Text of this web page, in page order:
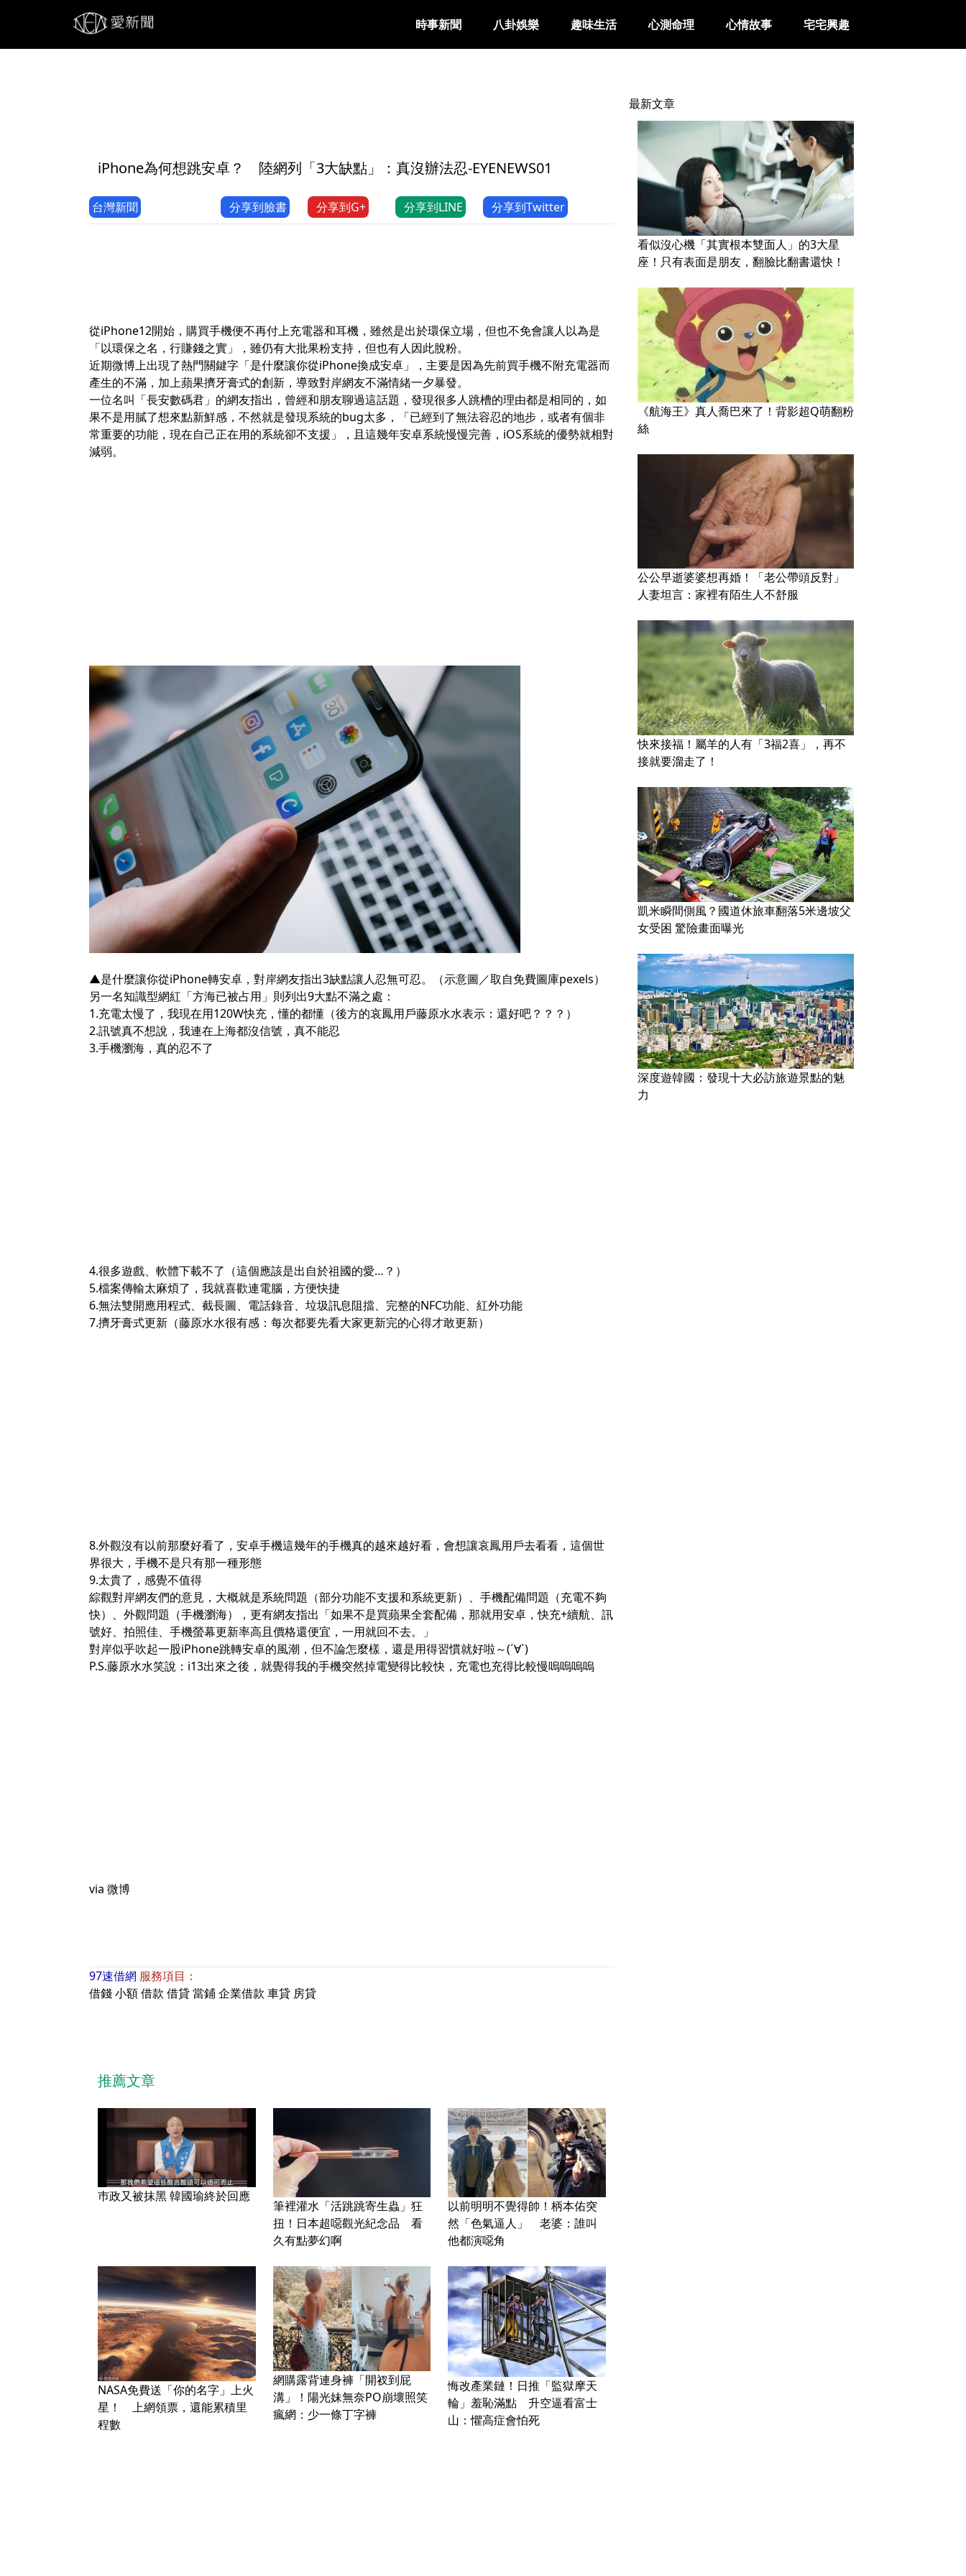
時事新聞 八卦娛樂 趣味生活 心測命理 心情故事 宅宅興趣
iPhone為何想跳安卓？ 陸網列「3大缺點」：真沒辦法忍-EYENEWS01
台灣新聞 分享到臉書 分享到G+ 分享到LINE 分享到Twitter
從iPhone12開始，購買手機便不再付上充電器和耳機，雖然是出於環保立場，但也不免會讓人以為是
「以環保之名，行賺錢之實」，雖仍有大批果粉支持，但也有人因此脫粉。
近期微博上出現了熱門關鍵字「是什麼讓你從iPhone換成安卓 」，主要是因為先前買手機不附充電器而
產生的不滿，加上蘋果擠牙膏式的創新，導致對岸網友不滿情緒一夕暴發。
一位名叫「長安數碼君」的網友指出，曾經和朋友聊過這話題，發現很多人跳槽的理由都是相同的，如
果不是用膩了想來點新鮮感，不然就是發現系統的bug太多，「已經到了無法容忍的地步，或者有個非
常重要的功能，現在自己正在用的系統卻不支援」，且這幾年安卓系統慢慢完善，iOS系統的優勢就相對
減弱。
▲是什麼讓你從iPhone轉安卓，對岸網友指出3缺點讓人忍無可忍。（示意圖／取自免費圖庫pexels）
另一名知識型網紅「方海已被占用」則列出9大點不滿之處：
1.充電太慢了，我現在用120W快充，懂的都懂（後方的哀鳳用戶藤原水水表示：還好吧？？？）
2.訊號真不想說，我連在上海都沒信號，真不能忍
3.手機瀏海，真的忍不了
4.很多遊戲、軟體下載不了（這個應該是出自於祖國的愛…？）
5.檔案傳輸太麻煩了，我就喜歡連電腦，方便快捷
6.無法雙開應用程式、截長圖、電話錄音、垃圾訊息阻擋、完整的NFC功能、紅外功能
7.擠牙膏式更新（藤原水水很有感：每次都要先看大家更新完的心得才敢更新）
8.外觀沒有以前那麼好看了，安卓手機這幾年的手機真的越來越好看，會想讓哀鳳用戶去看看，這個世
界很大，手機不是只有那一種形態
9.太貴了，感覺不值得
綜觀對岸網友們的意見，大概就是系統問題（部分功能不支援和系統更新）、手機配備問題（充電不夠
快）、外觀問題（手機瀏海），更有網友指出「如果不是買蘋果全套配備，那就用安卓，快充+續航、訊
號好、拍照佳、手機螢幕更新率高且價格還便宜，一用就回不去。」
對岸似乎吹起一股iPhone跳轉安卓的風潮，但不論怎麼樣，還是用得習慣就好啦～(´∀`)
P.S.藤原水水笑說：i13出來之後，就覺得我的手機突然掉電變得比較快，充電也充得比較慢嗚嗚嗚嗚
via 微博
97速借網 服務項目：
借錢小額借款 借貸當鋪企業借款 車貸 房貸
推薦文章
巿政又被抹黑 韓國瑜終於回應
筆裡灌水「活跳跳寄生蟲」狂
扭！日本超噁觀光紀念品 看
久有點夢幻啊
以前明明不覺得帥！柄本佑突
然「色氣逼人」 老婆：誰叫
他都演噁角
NASA免費送「你的名字」上火
星！ 上網領票，還能累積里
程數
網購露背連身褲「開衩到屁
溝」！陽光妹無奈PO崩壞照笑
瘋網：少一條丁字褲
悔改產業鏈！日推「監獄摩天
輪」羞恥滿點 升空逼看富士
山：懼高症會怕死
最新文章
看似沒心機「其實根本雙面人」的3大星
座！只有表面是朋友，翻臉比翻書還快！
《航海王》真人喬巴來了！背影超Q萌翻粉
絲
公公早逝婆婆想再婚！「老公帶頭反對」
人妻坦言：家裡有陌生人不舒服
快來接福！屬羊的人有「3福2喜」，再不
接就要溜走了！
凱米瞬間側風？國道休旅車翻落5米邊坡父
女受困 驚險畫面曝光
深度遊韓國：發現十大必訪旅遊景點的魅
力